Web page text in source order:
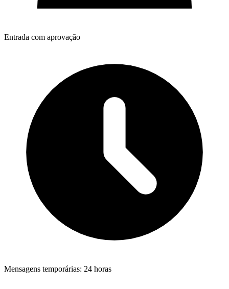
Entrada com aprovação
Mensagens temporárias: 24 horas